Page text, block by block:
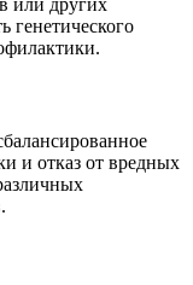
генетического
и отказ от вредных